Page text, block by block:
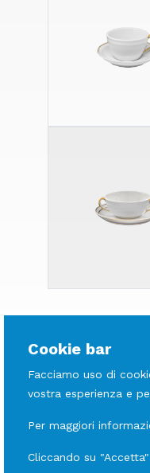
Cookie bar
Facciamo uso di
vostra esperienza e
Per maggiori
Cliccando su